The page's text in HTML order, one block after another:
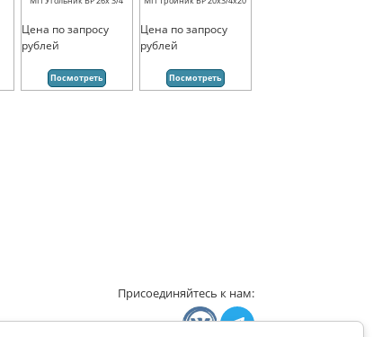
Цена по запросу
рублей
Посмотреть
Цена по запросу
рублей
Посмотреть
Присоединяйтесь к нам: